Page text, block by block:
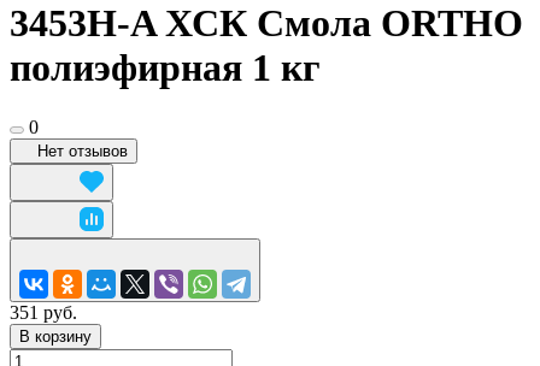
3453Н-A ХСК Смола ORTHO
полиэфирная 1 кг
0
Нет отзывов
351 руб.
В корзину